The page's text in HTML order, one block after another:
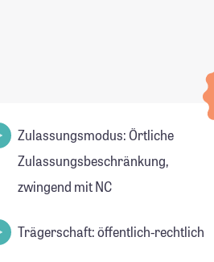
Zulassungsmodus: Örtliche
Zulassungsbeschränkung,
zwingend mit NC
Trägerschaft: öffentlich-rechtlich